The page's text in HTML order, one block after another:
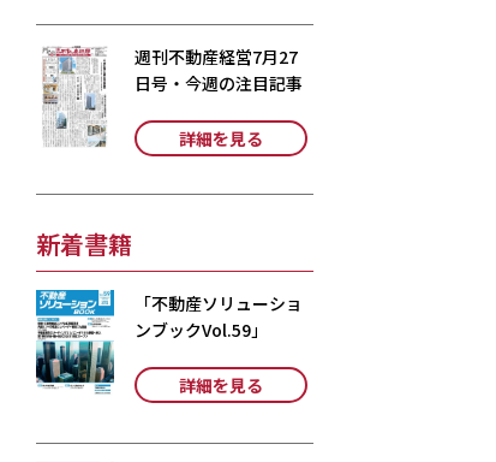
週刊不動産経営7月27
日号・今週の注目記事
詳細を見る
新着書籍
「不動産ソリューショ
ンブックVol.59」
詳細を見る